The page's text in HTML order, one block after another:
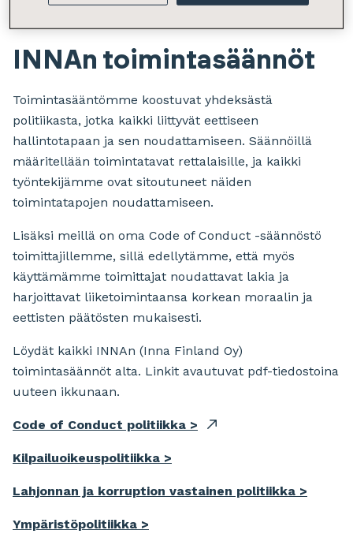
INNAn toimintasäännöt
Toimintasääntömme koostuvat yhdeksästä
politiikasta, jotka kaikki liittyvät eettiseen
hallintotapaan ja sen noudattamiseen. Säännöillä
määritellään toimintatavat rettalaisille, ja kaikki
työntekijämme ovat sitoutuneet näiden
toimintatapojen noudattamiseen.
Lisäksi meillä on oma Code of Conduct -säännöstö
toimittajillemme, sillä edellytämme, että myös
käyttämämme toimittajat noudattavat lakia ja
harjoittavat liiketoimintaansa korkean moraalin ja
eettisten päätösten mukaisesti.
Löydät kaikki INNAn (Inna Finland Oy)
toimintasäännöt alta. Linkit avautuvat pdf-tiedostoina
uuteen ikkunaan.
Code of Conduct politiikka >
Kilpailuoikeuspolitiikka >
Lahjonnan ja korruption vastainen politiikka >
Ympäristöpolitiikka >